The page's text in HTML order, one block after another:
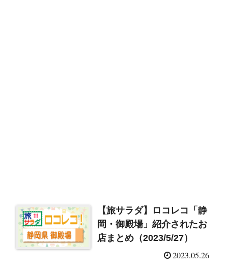
【旅サラダ】ロコレコ「静
岡・御殿場」紹介されたお
店まとめ（2023/5/27）
2023.05.26